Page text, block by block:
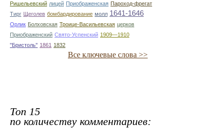
Ришельевский лицей Приображенская Пароход-фрегат
Тирг Щеголев бомбардирование молл 1641-1646
Орлик Болховская Троице-Васильевская церков
Приображенский Свято-Успенский 1909—1910
"Бристоль" 1861 1832
Все ключевые слова >>
Топ 15
по количеству комментариев: